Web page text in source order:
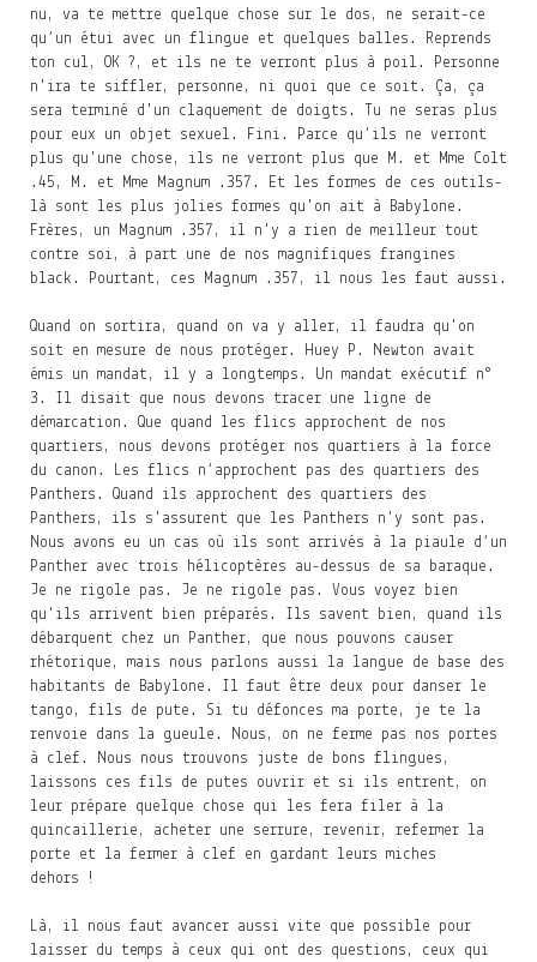
nu, va te mettre quelque chose sur le dos, ne serait-ce
qu’un étui avec un flingue et quelques balles. Reprends
ton cul, OK ?, et ils ne te verront plus à poil. Personne
n'ira te siffler, personne, ni quoi que ce soit. Ça, ça
sera terminé d'un claquement de doigts. Tu ne seras plus
pour eux un objet sexuel. Fini. Parce qu’ils ne verront
plus qu'une chose, ils ne verront plus que M. et Mme Colt
.45, M. et Mme Magnum .357. Et les formes de ces outils-
là sont les plus jolies formes qu'on ait à Babylone.
Frères, un Magnum .357, il n'y a rien de meilleur tout
contre soi, à part une de nos magnifiques frangines
black. Pourtant, ces Magnum .357, il nous les faut aussi.
Quand on sortira, quand on va y aller, il faudra qu'on
soit en mesure de nous protéger. Huey P. Newton avait
émis un mandat, il y a longtemps. Un mandat exécutif n°
3. Il disait que nous devons tracer une ligne de
démarcation. Que quand les flics approchent de nos
quartiers, nous devons protéger nos quartiers à la force
du canon. Les flics n’approchent pas des quartiers des
Panthers. Quand ils approchent des quartiers des
Panthers, ils s'assurent que les Panthers n'y sont pas.
Nous avons eu un cas où ils sont arrivés à la piaule d’un
Panther avec trois hélicoptères au-dessus de sa baraque.
Je ne rigole pas. Je ne rigole pas. Vous voyez bien
qu'ils arrivent bien préparés. Ils savent bien, quand ils
débarquent chez un Panther, que nous pouvons causer
rhétorique, mais nous parlons aussi la langue de base des
habitants de Babylone. Il faut être deux pour danser le
tango, fils de pute. Si tu défonces ma porte, je te la
renvoie dans la gueule. Nous, on ne ferme pas nos portes
à clef. Nous nous trouvons juste de bons flingues,
laissons ces fils de putes ouvrir et si ils entrent, on
leur prépare quelque chose qui les fera filer à la
quincaillerie, acheter une serrure, revenir, refermer la
porte et la fermer à clef en gardant leurs miches
dehors !
Là, il nous faut avancer aussi vite que possible pour
laisser du temps à ceux qui ont des questions, ceux qui